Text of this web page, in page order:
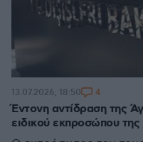
Έντονη αντίδραση της
ειδικού εκπροσώπου
13.07.2026, 18:50 4